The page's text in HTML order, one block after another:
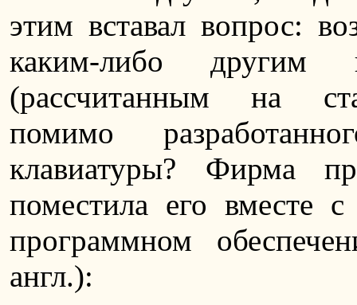
этим вставал вопрос:
каким-либо другим
(рассчитанным на
помимо
клавиатуры? Фирма
поместила его вместе
программном
англ.):